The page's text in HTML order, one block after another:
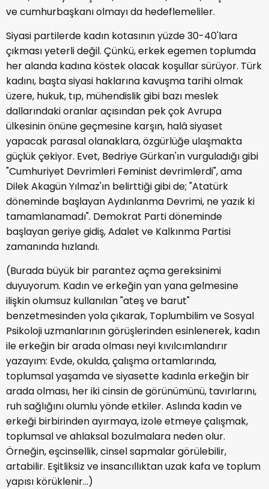
ve cumhurbaşkanı olmayı da hedeflemeliler.
Siyasi partilerde kadın kotasının yüzde 30-40'lara
çıkması yeterli değil. Çünkü, erkek egemen toplumda
her alanda kadına köstek olacak koşullar sürüyor. Türk
kadını, başta siyasi haklarına kavuşma tarihi olmak
üzere, hukuk, tıp, mühendislik gibi bazı meslek
dallarındaki oranlar açısından pek çok Avrupa
ülkesinin önüne geçmesine karşın, halâ siyaset
yapacak parasal olanaklara, özgürlüğe ulaşmakta
güçlük çekiyor. Evet, Bedriye Gürkan'ın vurguladığı gibi
"Cumhuriyet Devrimleri Feminist devrimlerdi", ama
Dilek Akagün Yılmaz'ın belirttiği gibi de; "Atatürk
döneminde başlayan Aydınlanma Devrimi, ne yazık ki
tamamlanamadı". Demokrat Parti döneminde
başlayan geriye gidiş, Adalet ve Kalkınma Partisi
zamanında hızlandı.
(Burada büyük bir parantez açma gereksinimi
duyuyorum. Kadın ve erkeğin yan yana gelmesine
ilişkin olumsuz kullanılan "ateş ve barut"
benzetmesinden yola çıkarak, Toplumbilim ve Sosyal
Psikoloji uzmanlarının görüşlerinden esinlenerek, kadın
ile erkeğin bir arada olması neyi kıvılcımlandırır
yazayım: Evde, okulda, çalışma ortamlarında,
toplumsal yaşamda ve siyasette kadınla erkeğin bir
arada olması, her iki cinsin de görünümünü, tavırlarını,
ruh sağlığını olumlu yönde etkiler. Aslında kadın ve
erkeği birbirinden ayırmaya, izole etmeye çalışmak,
toplumsal ve ahlaksal bozulmalara neden olur.
Örneğin, eşcinsellik, cinsel sapmalar görülebilir,
artabilir. Eşitliksiz ve insancıllıktan uzak kafa ve toplum
yapısı körüklenir...)